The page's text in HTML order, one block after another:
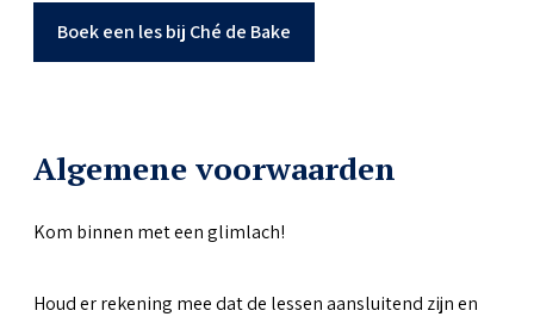
Boek een les bij Ché de Bake
Algemene voorwaarden
Kom binnen met een glimlach!
Houd er rekening mee dat de lessen aansluitend zijn en